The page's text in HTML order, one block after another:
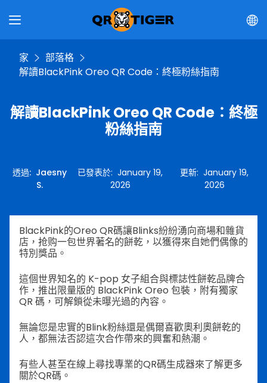
家
部落格
解讀BlackPink Oreo QR Code：終極粉絲指南
解讀BlackPink Oreo QR Code：終極
粉絲指南
透過: Jaesny
S.
已發表於:January 19,
2026
更新:January 19,
2026
BlackPink的Oreo QR碼讓Blinks紛紛湧向商場和雜貨
店，抢购一包世界著名的餅乾，以獲得來自她們偶像的
特別獎品。
這個世界知名的 K-pop 女子組合與標誌性餅乾品牌合
作，推出限量版的 BlackPink Oreo 包裝，附有獨家
QR 碼，可解鎖從未曝光過的內容。
無論您是忠實的Blink粉絲還是偶爾喜歡奧利奧餅乾的
人，都無法否認這次合作帶來的興奮和熱潮。
有些人甚至在線上尋找專業的QR碼生成器來了解更多
關於QR碼。